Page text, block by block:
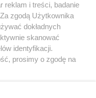
FACEBOOK KONTAKT
Muzyka i kultura
Archiwum wydarzeń
reklam i treści, badanie
zgodą Użytkownika
dokładnych
skanować
identyfikacji.
prosimy o zgodę na